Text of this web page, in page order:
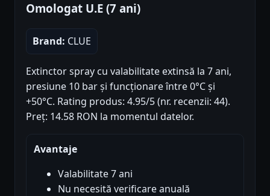
Omologat U.E (7 ani)
Brand: CLUE
Extinctor spray cu valabilitate extinsă la 7 ani,
presiune 10 bar și funcționare între 0°C și
+50°C. Rating produs: 4.95/5 (nr. recenzii: 44).
Preț: 14.58 RON la momentul datelor.
Avantaje
Valabilitate 7 ani
Nu necesită verificare anuală